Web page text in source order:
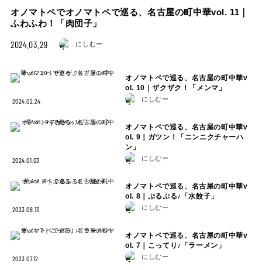
オノマトペでオノマトペで巡る、名古屋の町中華vol. 11｜
ふわふわ！「肉団子」
2024.03.29 にしむー
2024.02.24
オノマトペで巡る、名古屋の町中華v
ol. 10｜ザクザク！「メンマ」
にしむー
2024.01.03
オノマトペで巡る、名古屋の町中華v
ol. 9｜ガツン！「ニンニクチャーハ
ン」
にしむー
2023.08.13
オノマトペで巡る、名古屋の町中華v
ol. 8｜ぷるぷる♪「水餃子」
にしむー
2023.07.12
オノマトペで巡る、名古屋の町中華v
ol. 7｜こってり♪「ラーメン」
にしむー